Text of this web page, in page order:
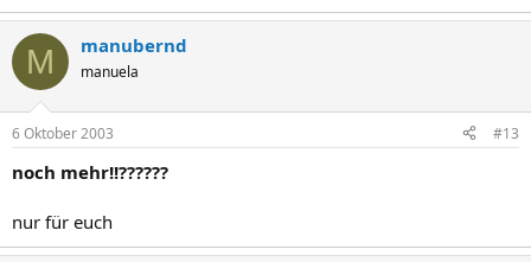
M manubernd
manuela
6 Oktober 2003 #13
noch mehr!!??????
nur für euch